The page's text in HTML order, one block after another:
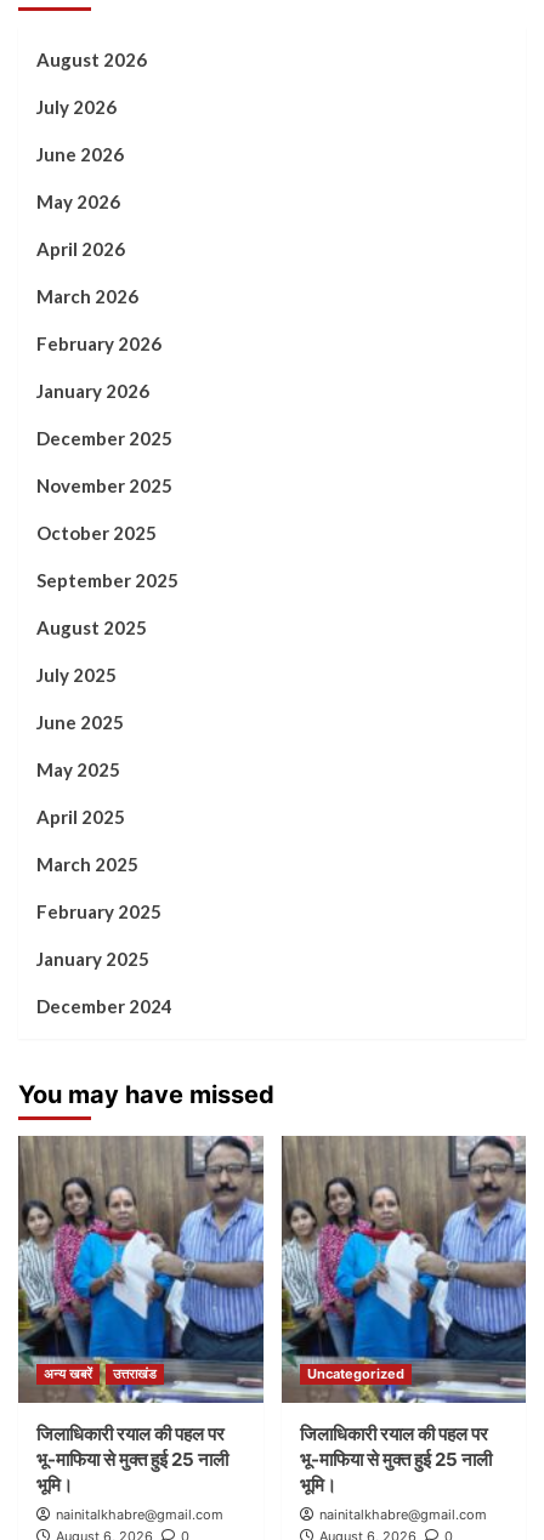
August 2026
July 2026
June 2026
May 2026
April 2026
March 2026
February 2026
January 2026
December 2025
November 2025
October 2025
September 2025
August 2025
July 2025
June 2025
May 2025
April 2025
March 2025
February 2025
January 2025
December 2024
You may have missed
अन्य खबरें उत्तराखंड
जिलाधिकारी रयाल की पहल पर
भू-माफिया से मुक्त हुई 25 नाली
भूमि।
nainitalkhabre@gmail.com
Uncategorized
जिलाधिकारी रयाल की पहल पर
भू-माफिया से मुक्त हुई 25 नाली
भूमि।
nainitalkhabre@gmail.com